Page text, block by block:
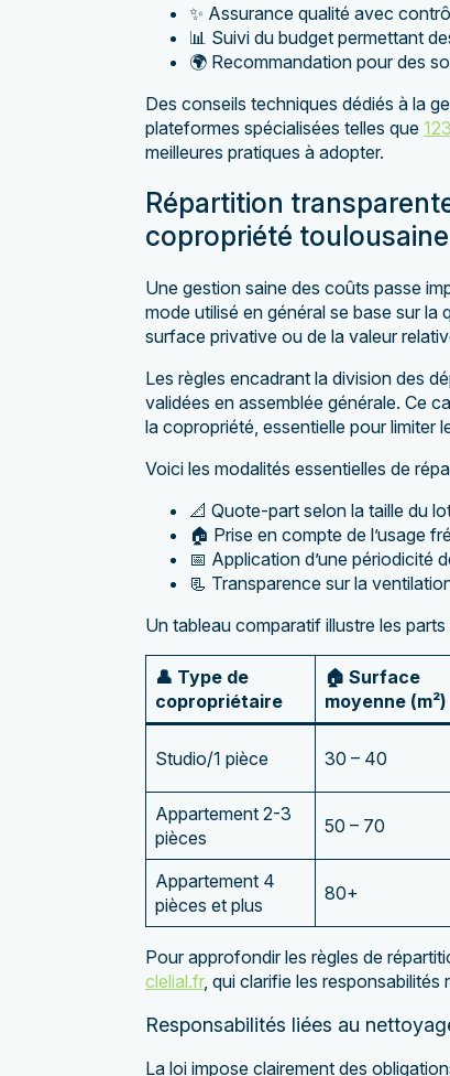
✨ Assurance qualité avec
📊 Suivi du budget permettant
🌍 Recommandation pour des
Des conseils techniques dédiés à la
plateformes spécialisées telles que
meilleures pratiques à adopter.
Répartition
copropriété toulousaine
Une gestion saine des coûts passe
mode utilisé en général se base sur
surface privative ou de la valeur
Les règles encadrant la division des
validées en assemblée générale. Ce
la copropriété, essentielle pour limiter
Voici les modalités essentielles de
📐 Quote-part selon la taille du
🏠 Prise en compte de l’usage
📅 Application d’une périodicité
📃 Transparence sur la
Un tableau comparatif illustre les
👤 Type de
copropriétaire
🏠 Surface
moyenne (m²)
Studio/1 pièce 30 – 40
Appartement 2-3
pièces
50 – 70
Appartement 4
pièces et plus
80+
Pour approfondir les règles de
clelial.fr, qui clarifie les
Responsabilités liées au
La loi impose clairement des